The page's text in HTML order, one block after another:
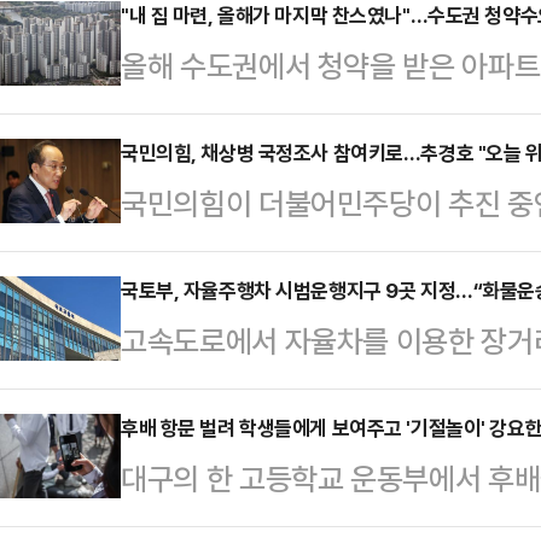
법 형사10단독 판사는 지난달 21
A씨에게 징역 8개월에 집행유예 2
철 3호선 열차에서 승객 B씨가 "두
하자, B씨를 폭행해 다치게 한 혐의
B씨의 가슴 부위를 수차례 밀치고
서 욕설…
"내 집 마련, 올해가 마지막 찬스였나"…수도권 청약
올해 수도권에서 청약을 받은 아파
위 합산)가 몰린 것으로 나타났다.
세에 로또 청약, 얼죽신이라는 대내
이 맞물리면서 청약자가 몰린 것으
해(11월 27일까지 청약접수일 기
난 2022년(41만5474명), 2023
증한 것으로 나타났다.청약 경쟁
국민의힘, 채상병 국정조사 참여키로…추경호 "오늘
국민의힘이 더불어민주당이 추진
국회 국정조사에 참여하기로 했다.
서 개최한 비공개 의원총회 후 기자
정"이라며 "오늘 중으로 국정조사
보할 것"이라고 밝혔다.추 원내대
수없이 진상규명을 위해 국회가 활
것을 정쟁용으로 이용하기 위해 국
유로 저희들이 부정적인 견해를 …
국토부, 자율주행차 시범운행지구 9곳 지정…“화물운
고속도로에서 자율차를 이용한 장
에서 개최될 아시아태평양경제협
와 관광객을 실어 나르는 자율주행
수 있는 자율주행 서비스가 확대될
시범운행지구 위원회의 심의를 거
후배 항문 벌려 학생들에게 보여주고 '기절놀이' 강요
대구의 한 고등학교 운동부에서 후
게 보여주는 등 추행하고 '기절놀이